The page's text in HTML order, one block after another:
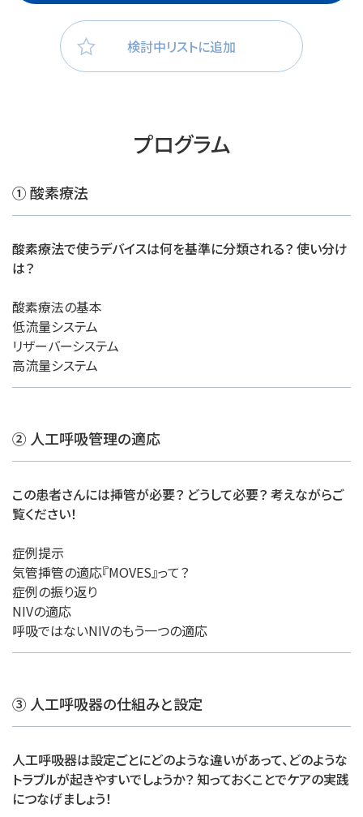
検討中リストに追加
プログラム
① 酸素療法
酸素療法で使うデバイスは何を基準に分類される？ 使い分け
は？
酸素療法の基本
低流量システム
リザーバーシステム
高流量システム
② 人工呼吸管理の適応
この患者さんには挿管が必要？ どうして必要？ 考えながらご
覧ください！
症例提示
気管挿管の適応『MOVES』って？
症例の振り返り
NIVの適応
呼吸ではないNIVのもう一つの適応
③ 人工呼吸器の仕組みと設定
人工呼吸器は設定ごとにどのような違いがあって、どのような
トラブルが起きやすいでしょうか？ 知っておくことでケアの実践
につなげましょう！